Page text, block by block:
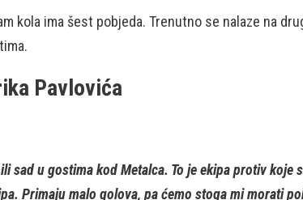
kola ima šest pobjeda. Trenutno se nalaze na
Pavlovića
u gostima kod Metalca. To je ekipa protiv
Primaju malo golova, pa ćemo stoga mi morati